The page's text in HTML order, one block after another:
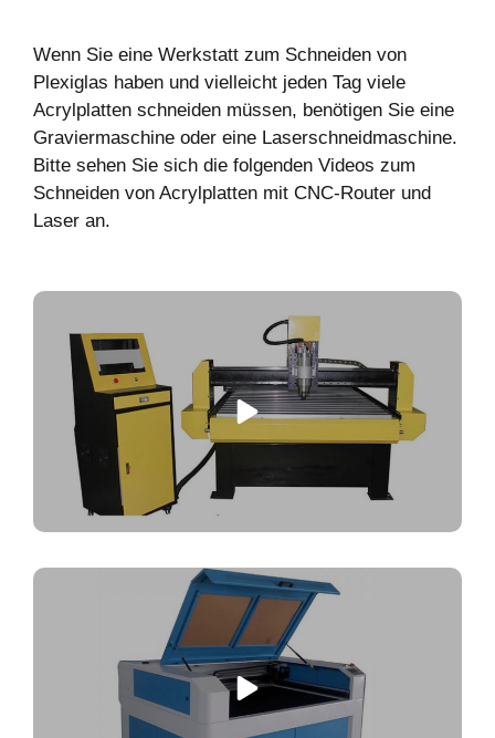
Wenn Sie eine Werkstatt zum Schneiden von
Plexiglas haben und vielleicht jeden Tag viele
Acrylplatten schneiden müssen, benötigen Sie eine
Graviermaschine oder eine Laserschneidmaschine.
Bitte sehen Sie sich die folgenden Videos zum
Schneiden von Acrylplatten mit CNC-Router und
Laser an.